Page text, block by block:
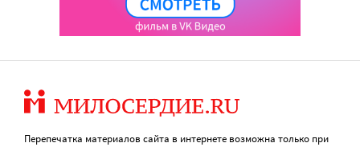
Перепечатка материалов сайта в интернете возможна только при